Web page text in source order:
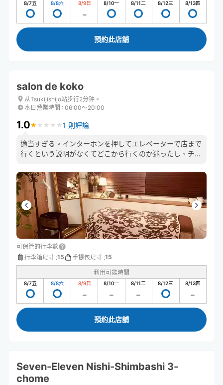
8/7五 8/8六 8/9日 8/10一 8/11二 8/12三 8/13四
預約此店舖
salon de koko
从Tsukijishijo站步行2分钟。
本日營業時間 : 06:00〜20:00
1.0★ ★ ★ ★ ★
★ ★ ★ ★ ★ 1 則評論
適当すぎる。インターホンを押してエレベーターで店まで
行くという説明がなくてどこから行くのか迷ったし、チェ
放置されて終わりで、予約画面の確認も無かった。
可保管的行李數
行李箱尺寸 :15 手提包尺寸 :15
利用可能時間
8/7五 8/8六 8/9日 8/10一 8/11二 8/12三 8/13四
預約此店舖
Seven-Eleven Nishi-Shimbashi 3-
chome